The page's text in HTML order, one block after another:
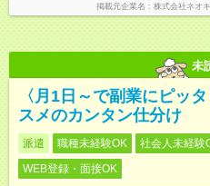
掲載元企業名 株式会社ネオ
未
〈月1日～で副業にピッ
スメのカンタン仕分け
派遣 職種未経験OK 社会人未経験
WEB登録・面接OK